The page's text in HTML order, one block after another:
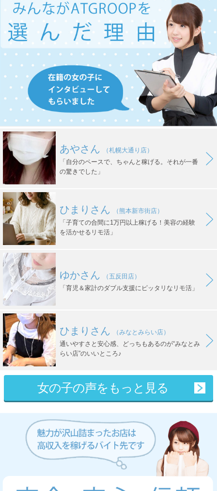
あやさん
（札幌大通り店）
「自分のペースで、ちゃんと稼げる。それが一番
の驚きでした」
ひまりさん
（熊本新市街店）
「子育ての合間に1万円以上稼げる！美容の経験
を活かせるリモ活」
ゆかさん
（五反田店）
「育児＆家計のダブル支援にピッタリなリモ活」
ひまりさん
（みなとみらい店）
通いやすさと安心感、どっちもあるのが“みなとみ
らい店”のいいところ♪
女の子の声をもっと見る